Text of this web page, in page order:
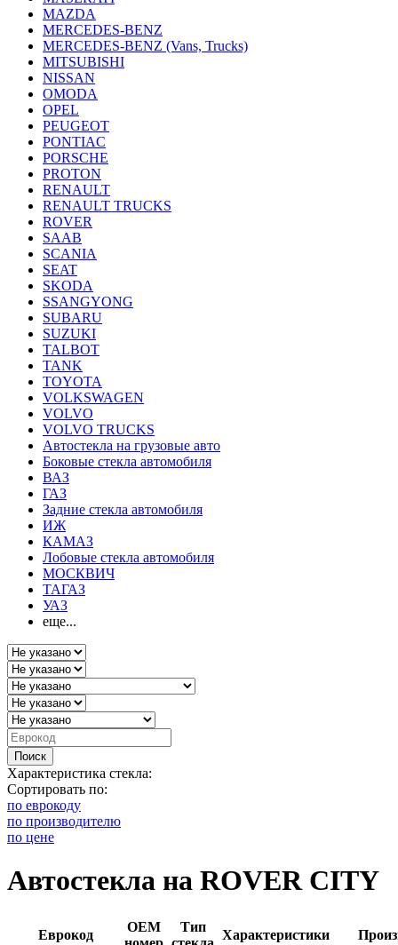
MAZDA
MERCEDES-BENZ
MERCEDES-BENZ (Vans, Trucks)
MITSUBISHI
NISSAN
OMODA
OPEL
PEUGEOT
PONTIAC
PORSCHE
PROTON
RENAULT
RENAULT TRUCKS
ROVER
SAAB
SCANIA
SEAT
SKODA
SSANGYONG
SUBARU
SUZUKI
TALBOT
TANK
TOYOTA
VOLKSWAGEN
VOLVO
VOLVO TRUCKS
Автостекла на грузовые авто
Боковые стекла автомобиля
ВАЗ
ГАЗ
Задние стекла автомобиля
ИЖ
КАМАЗ
Лобовые стекла автомобиля
МОСКВИЧ
ТАГАЗ
УАЗ
еще...
Поиск
Характеристика стекла:
Сортировать по:
по еврокоду
по производителю
по цене
Автостекла на ROVER CITY
Еврокод
OEM
Тип
Характеристики